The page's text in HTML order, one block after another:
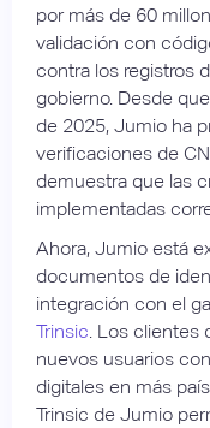
por más de 60
validación con
contra los registros
gobierno. Desde
de 2025, Jumio ha
verificaciones de
demuestra que las
implementadas
Ahora, Jumio está
documentos de
integración con el
Trinsic . Los
nuevos usuarios
digitales en más
Trinsic de Jumio